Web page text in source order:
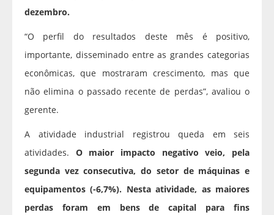
dezembro.
“O perfil do resultados deste mês é positivo,
importante, disseminado entre as grandes categorias
econômicas, que mostraram crescimento, mas que
não elimina o passado recente de perdas”, avaliou o
gerente.
A atividade industrial registrou queda em seis
atividades. O maior impacto negativo veio, pela
segunda vez consecutiva, do setor de máquinas e
equipamentos (-6,7%). Nesta atividade, as maiores
perdas foram em bens de capital para fins